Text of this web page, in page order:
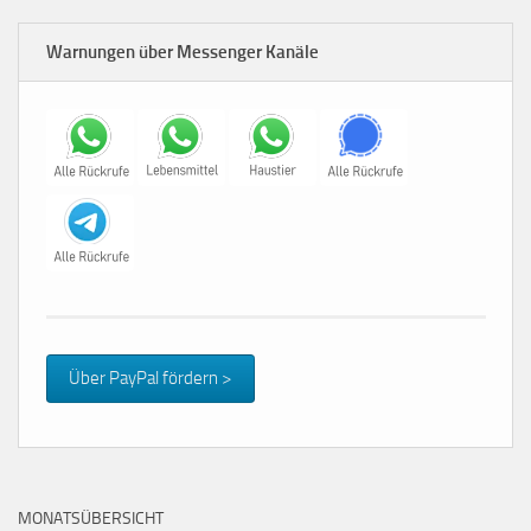
Warnungen über Messenger Kanäle
Über PayPal fördern >
MONATSÜBERSICHT